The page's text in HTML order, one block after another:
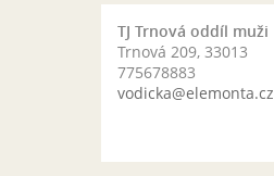
TJ Trnová oddíl muži
Trnová 209, 33013
775678883
vodicka@elemonta.cz